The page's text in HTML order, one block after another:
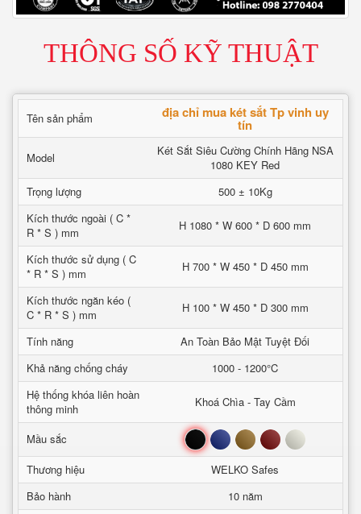
THÔNG SỐ KỸ THUẬT
Tên sản phẩm địa chỉ mua két sắt Tp vinh uy
tín
Model
Két Sắt Siêu Cường Chính Hãng NSA
1080 KEY Red
Trọng lượng
500 ± 10Kg
Kích thước ngoài ( C *
R * S ) mm
H 1080 * W 600 * D 600 mm
Kích thước sử dụng ( C
* R * S ) mm
H 700 * W 450 * D 450 mm
Kích thước ngăn kéo (
C * R * S ) mm
H 100 * W 450 * D 300 mm
Tính năng
An Toàn Bảo Mật Tuyệt Đối
Khả năng chống cháy
1000 - 1200°C
Hệ thống khóa liên hoàn
thông minh
Khoá Chìa - Tay Cầm
Mầu sắc Đen Xanh Nâu Đỏ Trắng
Thương hiệu
WELKO Safes
Bảo hành
10 năm